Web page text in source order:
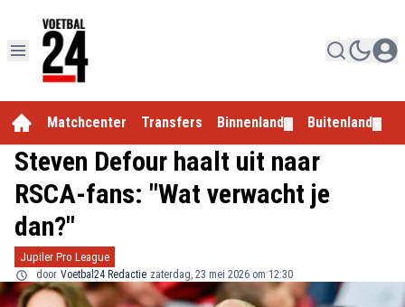
Matchcenter Transfers Binnenland Buitenland
Steven Defour haalt uit naar
RSCA-fans: "Wat verwacht je
dan?"
Jupiler Pro League
door Voetbal24 Redactie zaterdag, 23 mei 2026 om 12:30